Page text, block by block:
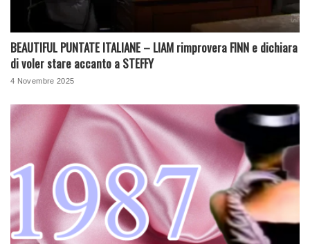
BEAUTIFUL PUNTATE ITALIANE – LIAM rimprovera FINN e dichiara
di voler stare accanto a STEFFY
4 Novembre 2025